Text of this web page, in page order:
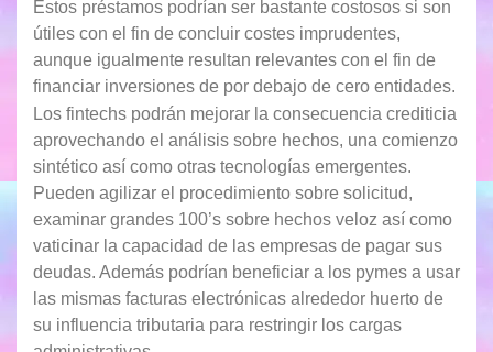
Estos préstamos podrían ser bastante costosos si son
útiles con el fin de concluir costes imprudentes,
aunque igualmente resultan relevantes con el fin de
financiar inversiones de por debajo de cero entidades.
Los fintechs podrán mejorar la consecuencia crediticia
aprovechando el análisis sobre hechos, una comienzo
sintético así­ como otras tecnologías emergentes.
Pueden agilizar el procedimiento sobre solicitud,
examinar grandes 100’s sobre hechos veloz así­ como
vaticinar la capacidad de las empresas de pagar sus
deudas. Además podrían beneficiar a los pymes a usar
las mismas facturas electrónicas alrededor huerto de
su influencia tributaria para restringir los cargas